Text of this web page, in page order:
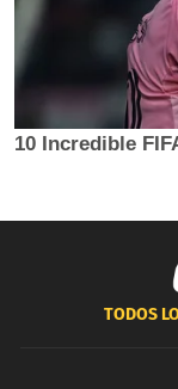
TODOS